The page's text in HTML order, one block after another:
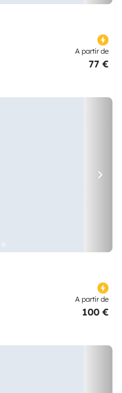
A partir de
77 €
A partir de
100 €